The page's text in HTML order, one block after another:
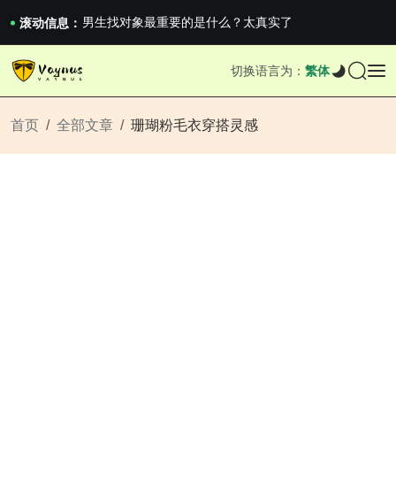
滚动信息：
男生找对象最重要的是什么？太真实了
男生找对象最重要的是什么？太真实了
2026澳网男单收官：全满贯对上全满亚，德约...
《巅峰守卫 Highguard》正式上线，官...
切换语言为： 繁体
首页 全部文章 珊瑚粉毛衣穿搭灵感